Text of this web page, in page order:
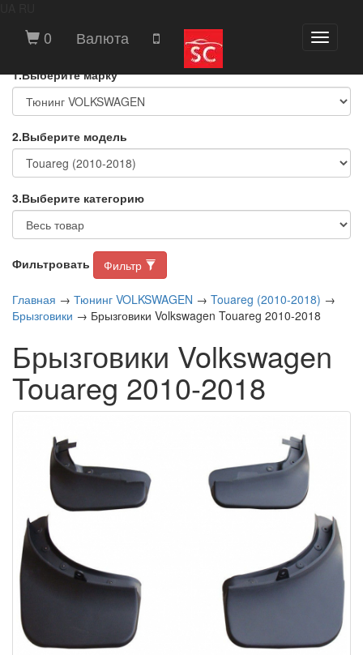
Toggle
0 Валюта
ВЫБЕРИТЕ МАРКУ И МОДЕЛЬ
АВТОМОБИЛЯ
1.Выберите марку
2.Выберите модель
3.Выберите категорию
Фильтровать Фильтр
Главная → Тюнинг VOLKSWAGEN → Touareg (2010-2018) →
Брызговики → Брызговики Volkswagen Touareg 2010-2018
Брызговики Volkswagen
Touareg 2010-2018